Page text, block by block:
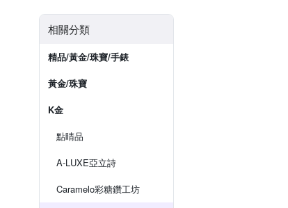
相關分類
精品/黃金/珠寶/手錶
黃金/珠寶
K金
點睛品
A-LUXE亞立詩
Caramelo彩糖鑽工坊